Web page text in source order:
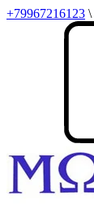
+79967216123 \